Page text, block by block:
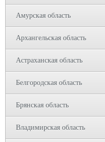
Амурская область
Архангельская область
Астраханская область
Белгородская область
Брянская область
Владимирская область